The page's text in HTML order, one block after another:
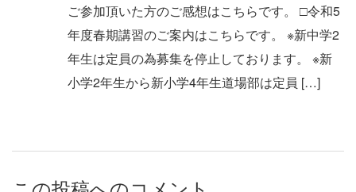
ご参加頂いた方のご感想はこちらです。 □令和5
年度春期講習のご案内はこちらです。 ※新中学2
年生は定員の為募集を停止しております。 ※新
小学2年生から新小学4年生道場部は定員 […]